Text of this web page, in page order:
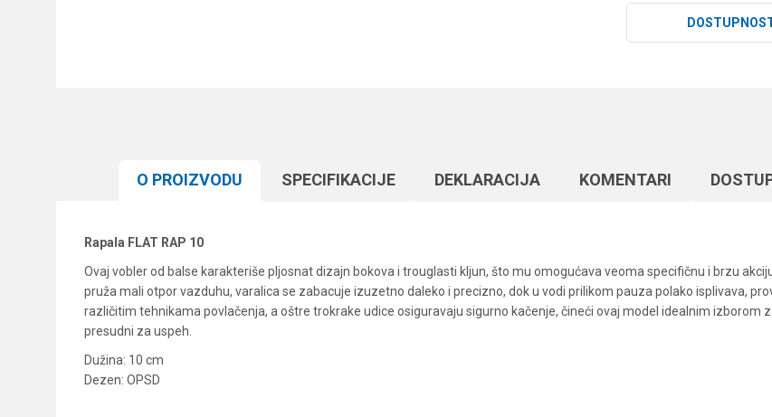
O PROIZVODU SPECIFIKACIJЕ DEKLARACIJA KOMENTARI
Rapala FLAT RAP 10
Ovaj vobler od balse karakteriše pljosnat dizajn bokova i trouglasti kljun, što mu omogućava veoma specifičnu i brzu
pruža mali otpor vazduhu, varalica se zabacuje izuzetno daleko i precizno, dok u vodi prilikom pauza polako isplivava,
različitim tehnikama povlačenja, a oštre trokrake udice osiguravaju sigurno kačenje, čineći ovaj model idealnim izborom
presudni za uspeh.
Dužina: 10 cm
Dezen: OPSD